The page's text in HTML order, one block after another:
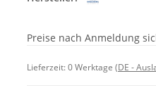
Preise nach Anmeldung
Lieferzeit:0 Werktage (DE -